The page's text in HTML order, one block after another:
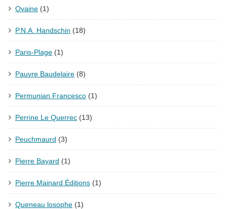
Ovaine (1)
P.N.A. Handschin (18)
Paris-Plage (1)
Pauvre Baudelaire (8)
Permunian Francesco (1)
Perrine Le Querrec (13)
Peuchmaurd (3)
Pierre Bayard (1)
Pierre Mainard Éditions (1)
Queneau losophe (1)